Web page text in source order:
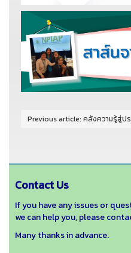
Previous article: คลังความรู้สู่ปร
Contact Us
If you have any issues or
we can help you, please
Many thanks in advance.